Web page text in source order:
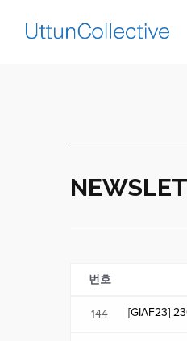
번호
144 [GIAF23]